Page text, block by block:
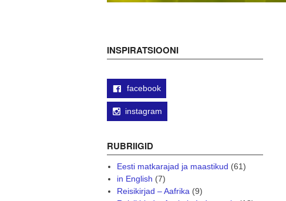
INSPIRATSIOONI
facebook
instagram
RUBRIIGID
Eesti matkarajad ja maastikud (61)
in English (7)
Reisikirjad – Aafrika(9)